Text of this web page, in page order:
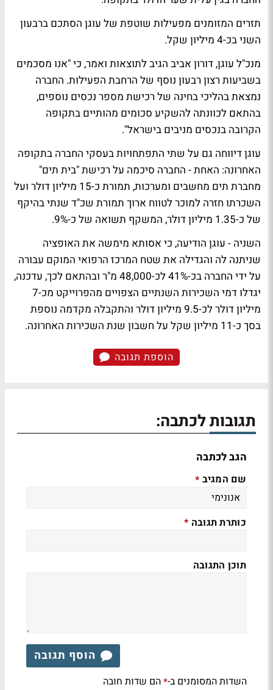
תזרים המזומנים מפעילות שוטפת של עוגן הסתכם ברבעון
השני בכ-4 מיליון שקל.
מנכ"ל עוגן, דורון אביב הגיב לתוצאות ואמר, כי "אנו מסכמים
בשביעות רצון רבעון נוסף של הרחבת הפעילות. החברה
נמצאת בהליכי בחינה של רכישת מספר נכסים נוספים,
בהתאם לכוונתה להשקיע סכומים מהותיים בתקופה
הקרובה בנכסים מניבים בישראל".
עוגן דיווחה גם על שתי התפתחויות בעסקי החברה בתקופה
האחרונה: האחת - החברה סיכמה על רכישת "בית תים"
מחברת תים מחשבים ומערכות, תמורת כ-15 מיליון דולר ועל
השכרתו חזרה למוכר לטווח ארוך תמורת שכ"ד שנתי בהיקף
של כ-1.35 מיליון דולר, המשקף תשואה של כ-9%.
השניה - עוגן הודיעה, כי אסותא מימשה את האופציה
שניתנה לה והגדילה את שטח המרכז הרפואי המוקם עבורה
על ידי החברה בכ-41% לכ-48,000 מ"ר ובהתאם לכך, עדכנה,
יגדלו דמי השכירות השנתיים הצפויים מהפרוייקט מכ-7
מיליון דולר לכ-9.5 מיליון דולר והתקבלה מקדמה נוספת
בסך כ-11 מיליון שקל על חשבון שנת השכירות האחרונה.
הוספת תגובה
תגובות לכתבה:
הגב לכתבה
שם המגיב *
כותרת תגובה *
תוכן התגובה
הוסף תגובה
השדות המסומנים ב-*הם שדות חובה